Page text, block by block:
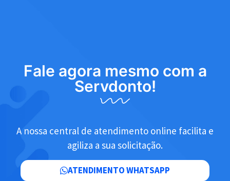
Fale agora mesmo com a
Servdonto!
A nossa central de atendimento online facilita e
agiliza a sua solicitação.
ATENDIMENTO WHATSAPP